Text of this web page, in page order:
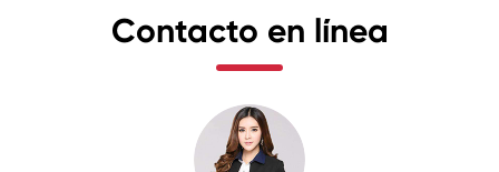
Contacto en línea